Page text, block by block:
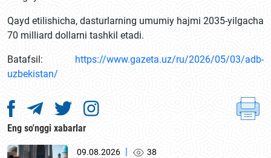
Qayd etilishicha, dasturlarning umumiy hajmi 2035-yilgacha
70 milliard dollarni tashkil etadi.
Batafsil: https://www.gazeta.uz/ru/2026/05/03/adb-
uzbekistan/
Eng so'nggi xabarlar
09.08.2026 |
38